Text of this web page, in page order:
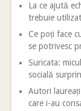
La ce ajută
trebuie
Ce poți face
se potrivesc
Suricata:
socială
Autori
care i-au